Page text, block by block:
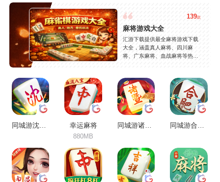
139款
麻将游戏大全
汇游下载提供最全麻将游戏下载
大全，涵盖真人麻将、四川麻
将、广东麻将、血战麻将等热门
富，安全稳定，持续更新。
同城游沈阳麻将 幸运麻将
880MB
同城游诸暨包麻将